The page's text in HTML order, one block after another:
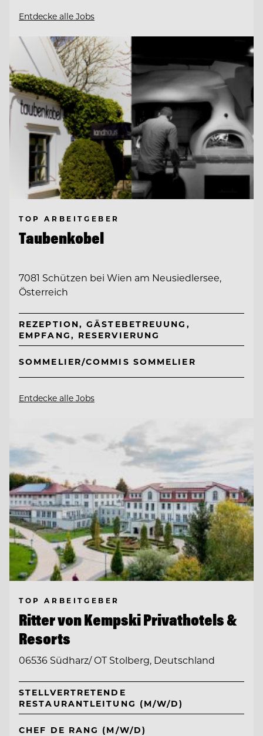
Entdecke alle Jobs
TOP ARBEITGEBER
Taubenkobel
7081 Schützen bei Wien am Neusiedlersee,
Österreich
REZEPTION, GÄSTEBETREUUNG,
EMPFANG, RESERVIERUNG
SOMMELIER/COMMIS SOMMELIER
Entdecke alle Jobs
TOP ARBEITGEBER
Ritter von Kempski Privathotels &
Resorts
06536 Südharz/ OT Stolberg, Deutschland
STELLVERTRETENDE
RESTAURANTLEITUNG (M/W/D)
CHEF DE RANG (M/W/D)